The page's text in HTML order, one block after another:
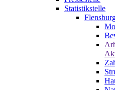
Statistikstelle